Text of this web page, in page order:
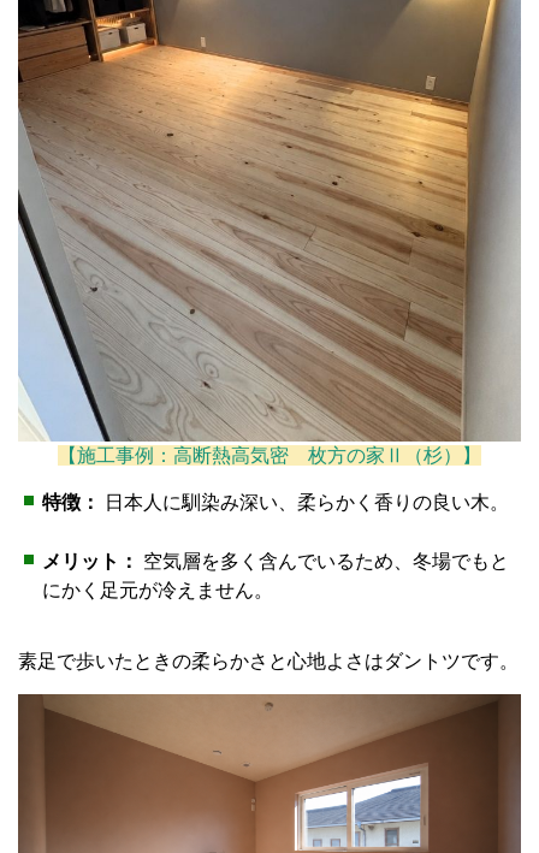
【施工事例：高断熱高気密 枚方の家Ⅱ（杉）】
特徴： 日本人に馴染み深い、柔らかく香りの良い木。
メリット：
空気層を多く含んでいるため、冬場でもと
にかく足元が冷えません。
素足で歩いたときの柔らかさと心地よさはダントツです。